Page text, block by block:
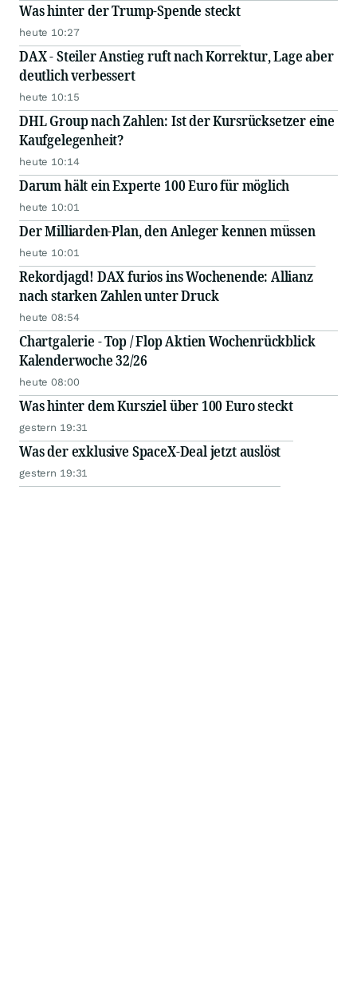
Was hinter der Trump-Spende steckt
heute 10:27
DAX - Steiler Anstieg ruft nach Korrektur, Lage aber
deutlich verbessert
heute 10:15
DHL Group nach Zahlen: Ist der Kursrücksetzer eine
Kaufgelegenheit?
heute 10:14
Darum hält ein Experte 100 Euro für möglich
heute 10:01
Der Milliarden-Plan, den Anleger kennen müssen
heute 10:01
Rekordjagd! DAX furios ins Wochenende: Allianz
nach starken Zahlen unter Druck
heute 08:54
Chartgalerie - Top / Flop Aktien Wochenrückblick
Kalenderwoche 32/26
heute 08:00
Was hinter dem Kursziel über 100 Euro steckt
gestern 19:31
Was der exklusive SpaceX-Deal jetzt auslöst
gestern 19:31